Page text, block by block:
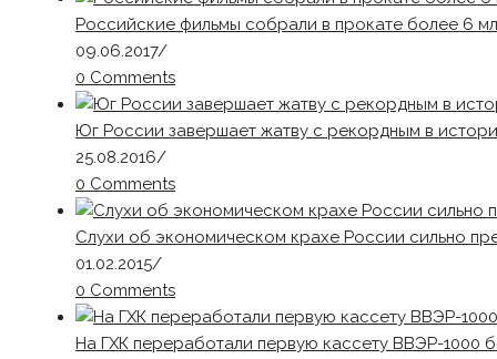
Российские фильмы собрали в прокате более 6
09.06.2017/
0 Comments
Юг России завершает жатву с рекордным в
25.08.2016/
0 Comments
Слухи об экономическом крахе России сильно
01.02.2015/
0 Comments
На ГХК переработали первую кассету ВВЭР-1000